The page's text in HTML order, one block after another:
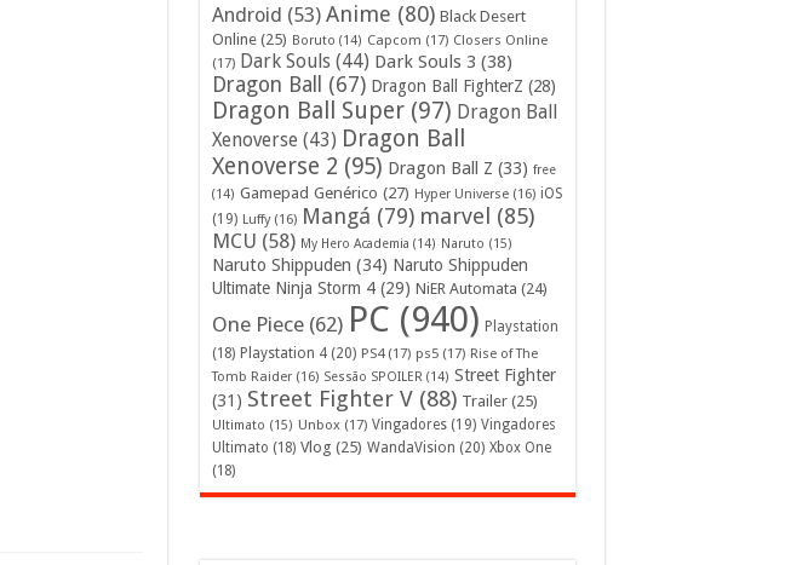
Android (53) Anime (80) Black Desert
Online(25) Boruto (14) Capcom (17) Closers Online
(17) Dark Souls(44) Dark Souls 3 (38)
Dragon Ball (67) Dragon Ball FighterZ (28)
Dragon Ball Super(97) Dragon Ball
Xenoverse (43) Dragon Ball
Xenoverse 2 (95) Dragon Ball Z (33) free
(14) Gamepad Genérico (27) Hyper Universe(16) iOS
(19) Luffy(16) Mangá (79) marvel (85)
MCU (58) My Hero Academia (14) Naruto (15)
Naruto Shippuden (34) Naruto Shippuden
Ultimate Ninja Storm 4(29) NiER Automata (24)
One Piece(62) PC (940) Playstation
(18) Playstation 4(20) PS4(17) ps5(17) Rise of The
Tomb Raider(16) Sessão SPOILER(14) Street Fighter
(31) Street Fighter V(88) Trailer(25)
Ultimato (15) Unbox(17) Vingadores(19) Vingadores
Ultimato (18) Vlog (25) WandaVision (20) Xbox One
(18)